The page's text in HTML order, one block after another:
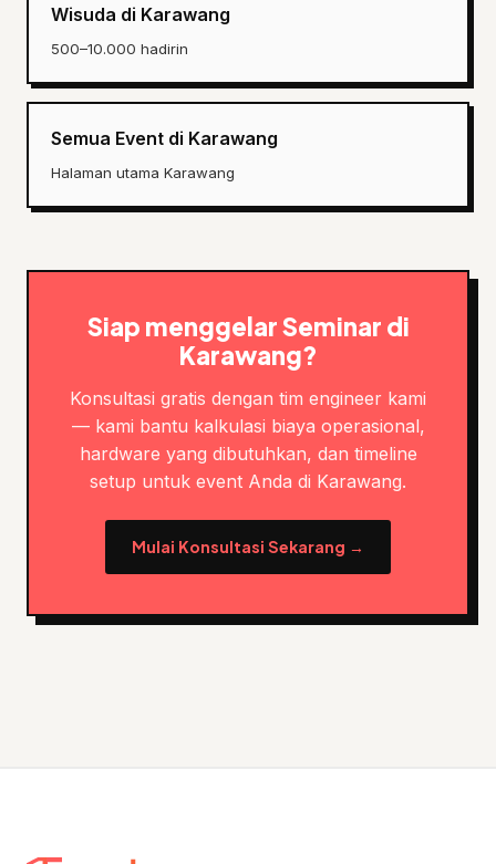
Wisuda di Karawang
500–10.000 hadirin
Semua Event di Karawang
Halaman utama Karawang
Siap menggelar Seminar di
Karawang?
Konsultasi gratis dengan tim engineer kami
— kami bantu kalkulasi biaya operasional,
hardware yang dibutuhkan, dan timeline
setup untuk event Anda di Karawang.
Mulai Konsultasi Sekarang →